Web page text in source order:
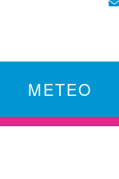
METEO